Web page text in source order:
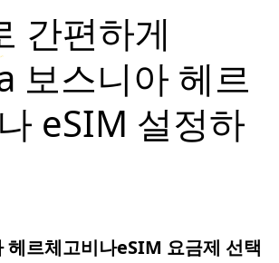
간편하게
보스니아 헤르
eSIM 설정하
헤르체고비나eSIM 요금제 선택